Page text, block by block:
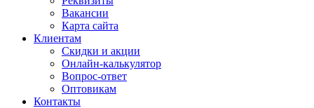
Вакансии
Карта сайта
Клиентам
Скидки и акции
Онлайн-калькулятор
Вопрос-ответ
Оптовикам
Контакты